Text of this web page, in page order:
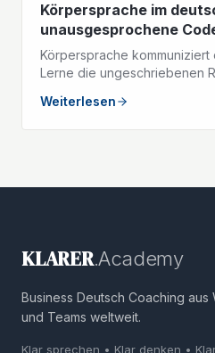
Körpersprache im
unausgesprochene
Körpersprache kommuniziert
Lerne die ungeschriebenen
Weiterlesen
KLARER.Academy
Business Deutsch Coaching aus
und Teams weltweit.
Klar sprechen • Klar denken •